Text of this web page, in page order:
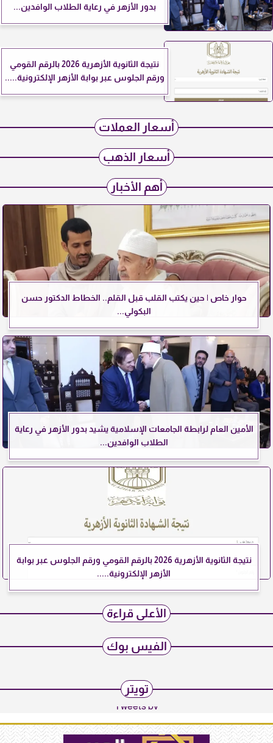
بدور الأزهر في رعاية الطلاب الوافدين...
نتيجة الثانوية الأزهرية 2026 بالرقم القومي
ورقم الجلوس عبر بوابة الأزهر الإلكترونية.....
أسعار العملات
أسعار الذهب
أهم الأخبار
حوار خاص | حين يكتب القلب قبل القلم.. الخطاط الدكتور حسن
البكولي...
الأمين العام لرابطة الجامعات الإسلامية يشيد بدور الأزهر في رعاية
الطلاب الوافدين...
نتيجة الثانوية الأزهرية 2026 بالرقم القومي ورقم الجلوس عبر بوابة
الأزهر الإلكترونية.....
الأعلى قراءة
الفيس بوك
تويتر
Tweets by